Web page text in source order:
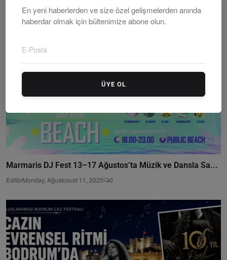
Marmaris DJ Fest 13–17 Ağustos’ta Müzik ve Dansla Sa...
EditörMonday, Ağustosust 11, 2025 0
En yeni haberlerden ve size özel gelişmelerden anında
haberdar olmak için bültenimize abone olun.
ÜYE OL